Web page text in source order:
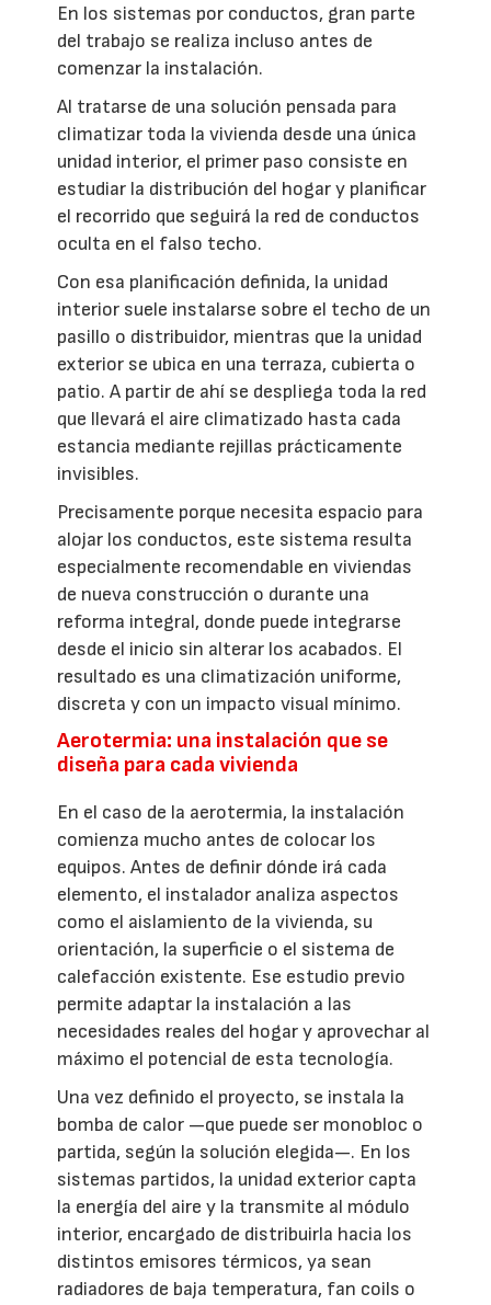
En los sistemas por conductos, gran parte
del trabajo se realiza incluso antes de
comenzar la instalación.
Al tratarse de una solución pensada para
climatizar toda la vivienda desde una única
unidad interior, el primer paso consiste en
estudiar la distribución del hogar y planificar
el recorrido que seguirá la red de conductos
oculta en el falso techo.
Con esa planificación definida, la unidad
interior suele instalarse sobre el techo de un
pasillo o distribuidor, mientras que la unidad
exterior se ubica en una terraza, cubierta o
patio. A partir de ahí se despliega toda la red
que llevará el aire climatizado hasta cada
estancia mediante rejillas prácticamente
invisibles.
Precisamente porque necesita espacio para
alojar los conductos, este sistema resulta
especialmente recomendable en viviendas
de nueva construcción o durante una
reforma integral, donde puede integrarse
desde el inicio sin alterar los acabados. El
resultado es una climatización uniforme,
discreta y con un impacto visual mínimo.
Aerotermia: una instalación que se
diseña para cada vivienda
En el caso de la aerotermia, la instalación
comienza mucho antes de colocar los
equipos. Antes de definir dónde irá cada
elemento, el instalador analiza aspectos
como el aislamiento de la vivienda, su
orientación, la superficie o el sistema de
calefacción existente. Ese estudio previo
permite adaptar la instalación a las
necesidades reales del hogar y aprovechar al
máximo el potencial de esta tecnología.
Una vez definido el proyecto, se instala la
bomba de calor —que puede ser monobloc o
partida, según la solución elegida—. En los
sistemas partidos, la unidad exterior capta
la energía del aire y la transmite al módulo
interior, encargado de distribuirla hacia los
distintos emisores térmicos, ya sean
radiadores de baja temperatura, fan coils o